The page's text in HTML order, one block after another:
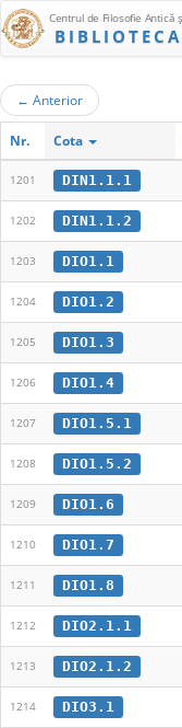
Centrul de Filosofie Antică
BIBLIOTECA
← Anterior
Nr. Cota
1201 DIN1.1.1
1202 DIN1.1.2
1203 DIO1.1
1204 DIO1.2
1205 DIO1.3
1206 DIO1.4
1207 DIO1.5.1
1208 DIO1.5.2
1209 DIO1.6
1210 DIO1.7
1211 DIO1.8
1212 DIO2.1.1
1213 DIO2.1.2
1214 DIO3.1